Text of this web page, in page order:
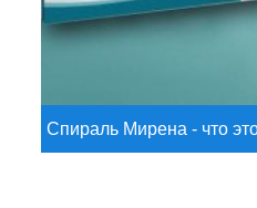
Спираль Мирена - что